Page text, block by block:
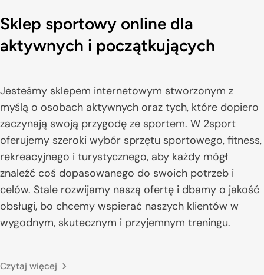
związanych z wadliwym produktem, koszty ponosi firma
2sport.pl. Szczegółowe informacje znajdziesz w
regulaminie na naszej stronie.
Sklep sportowy online dla
aktywnych i początkujących
Jesteśmy sklepem internetowym stworzonym z
myślą o osobach aktywnych oraz tych, które dopiero
zaczynają swoją przygodę ze sportem. W 2sport
oferujemy szeroki wybór sprzętu sportowego, fitness,
rekreacyjnego i turystycznego, aby każdy mógł
znaleźć coś dopasowanego do swoich potrzeb i
celów. Stale rozwijamy naszą ofertę i dbamy o jakość
obsługi, bo chcemy wspierać naszych klientów w
wygodnym, skutecznym i przyjemnym treningu.
Czytaj więcej